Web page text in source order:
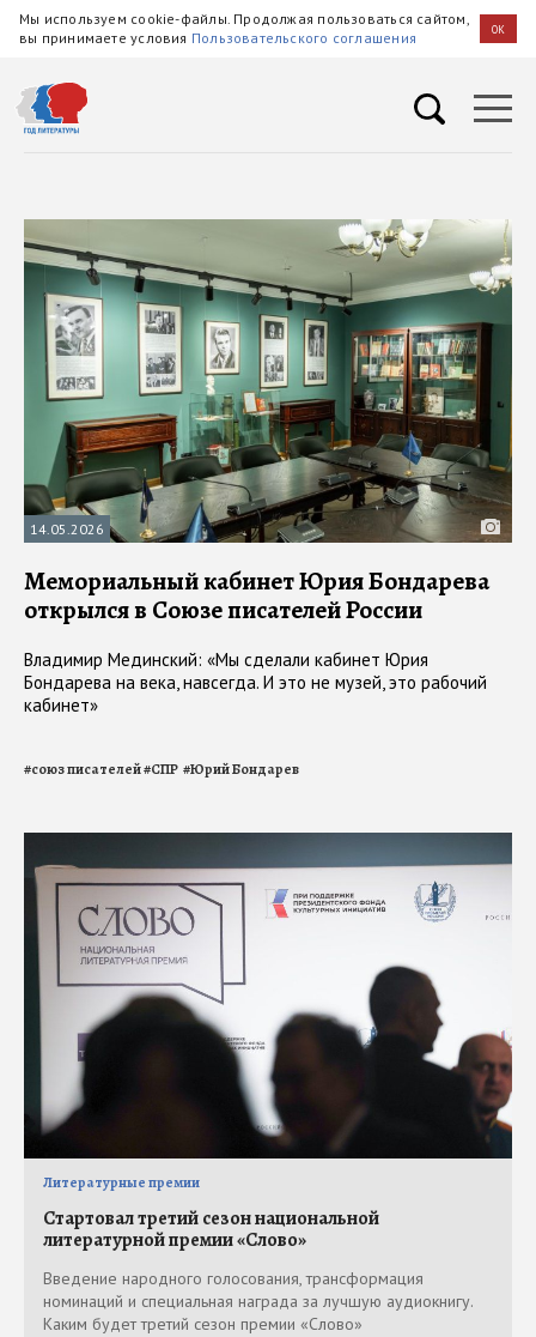
Мы используем cookie-файлы. Продолжая пользоваться сайтом,
вы принимаете условия Пользовательского соглашения OK
14.05.2026
Мемориальный кабинет Юрия Бондарева
открылся в Союзе писателей России
Владимир Мединский: «Мы сделали кабинет Юрия
Бондарева на века, навсегда. И это не музей, это рабочий
кабинет»
#союз писателей#СПР #Юрий Бондарев
Литературные премии
Стартовал третий сезон национальной
литературной премии «Слово»
Введение народного голосования, трансформация
номинаций и специальная награда за лучшую аудиокнигу.
Каким будет третий сезон премии «Слово»